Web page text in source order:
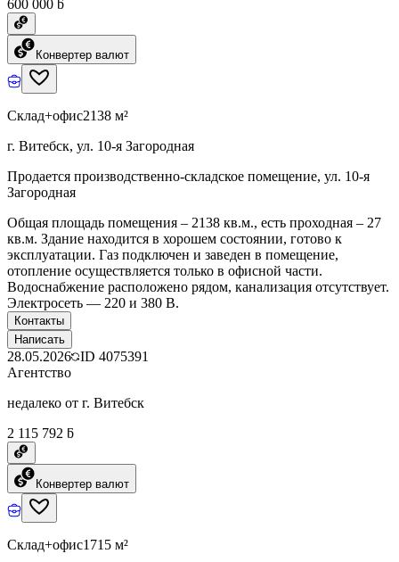
600 000 ƃ
Конвертер валют
Склад+офис2138 м²
г. Витебск, ул. 10-я Загородная
Продается производственно-складское помещение, ул. 10-я
Загородная
Общая площадь помещения – 2138 кв.м., есть проходная – 27
кв.м. Здание находится в хорошем состоянии, готово к
эксплуатации. Газ подключен и заведен в помещение,
отопление осуществляется только в офисной части.
Водоснабжение расположено рядом, канализация отсутствует.
Электросеть — 220 и 380 В.
Контакты
Написать
28.05.2026 ID 4075391
Агентство
недалеко от г. Витебск
2 115 792 ƃ
Конвертер валют
Склад+офис1715 м²